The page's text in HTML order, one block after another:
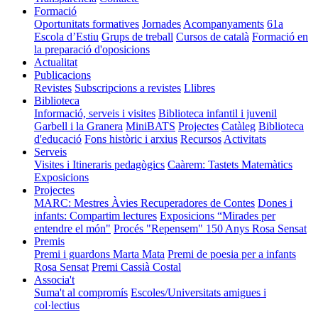
Formació
Oportunitats formatives Jornades Acompanyaments 61a
Escola d’Estiu Grups de treball Cursos de català Formació en
la preparació d'oposicions
Actualitat
Publicacions
Revistes Subscripcions a revistes Llibres
Biblioteca
Informació, serveis i visites Biblioteca infantil i juvenil
Garbell i la Granera MiniBATS Projectes Catàleg Biblioteca
d'educació Fons històric i arxius Recursos Activitats
Serveis
Visites i Itineraris pedagògics Caàrem: Tastets Matemàtics
Exposicions
Projectes
MARC: Mestres Àvies Recuperadores de Contes Dones i
infants: Compartim lectures Exposicions “Mirades per
entendre el món" Procés "Repensem" 150 Anys Rosa Sensat
Premis
Premi i guardons Marta Mata Premi de poesia per a infants
Rosa Sensat Premi Cassià Costal
Associa't
Suma't al compromís Escoles/Universitats amigues i
col·lectius